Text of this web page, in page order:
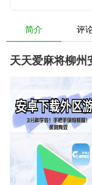
简介 评
天天爱麻将柳州